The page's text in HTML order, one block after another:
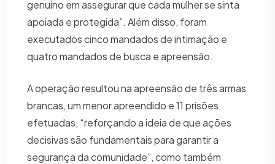
genuíno em assegurar que cada mulher se sinta
apoiada e protegida”. Além disso, foram
executados cinco mandados de intimação e
quatro mandados de busca e apreensão.
A operação resultou na apreensão de três armas
brancas, um menor apreendido e 11 prisões
efetuadas, “reforçando a ideia de que ações
decisivas são fundamentais para garantir a
segurança da comunidade”, como também